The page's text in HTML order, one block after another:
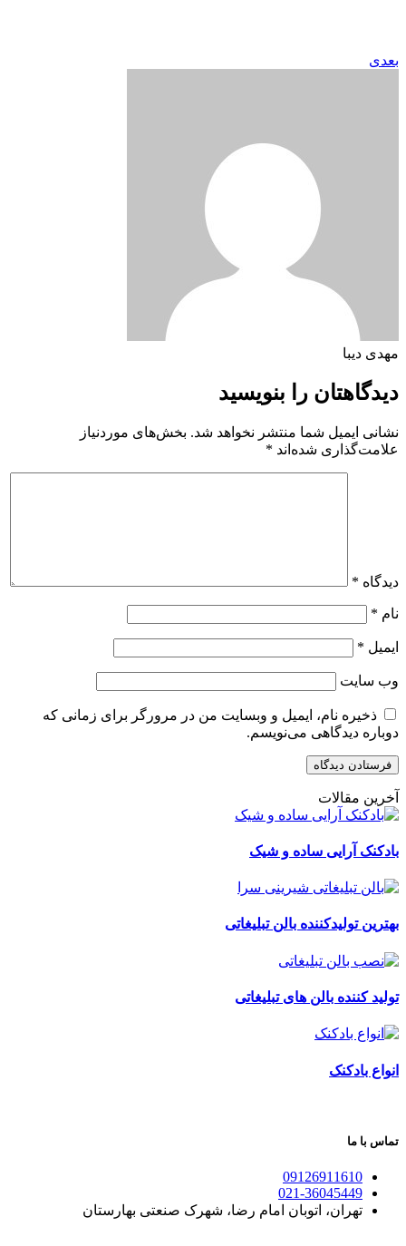
بعدی
مهدی دیبا
دیدگاهتان را بنویسید
نشانی ایمیل شما منتشر نخواهد شد. بخش‌های موردنیاز
علامت‌گذاری شده‌اند *
دیدگاه *
نام *
ایمیل *
وب‌ سایت
ذخیره نام، ایمیل و وبسایت من در مرورگر برای زمانی که
دوباره دیدگاهی می‌نویسم.
آخرین مقالات
بادکنک آرایی ساده و شیک
بهترین تولیدکننده بالن تبلیغاتی
تولید کننده بالن های تبلیغاتی
انواع بادکنک
تماس با ما
09126911610
021-36045449
تهران، اتوبان امام رضا، شهرک صنعتی بهارستان